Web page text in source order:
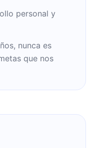
personal y
nunca es
que nos